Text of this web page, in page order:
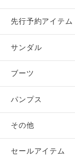
先行予約アイテム
サンダル
ブーツ
パンプス
その他
セールアイテム